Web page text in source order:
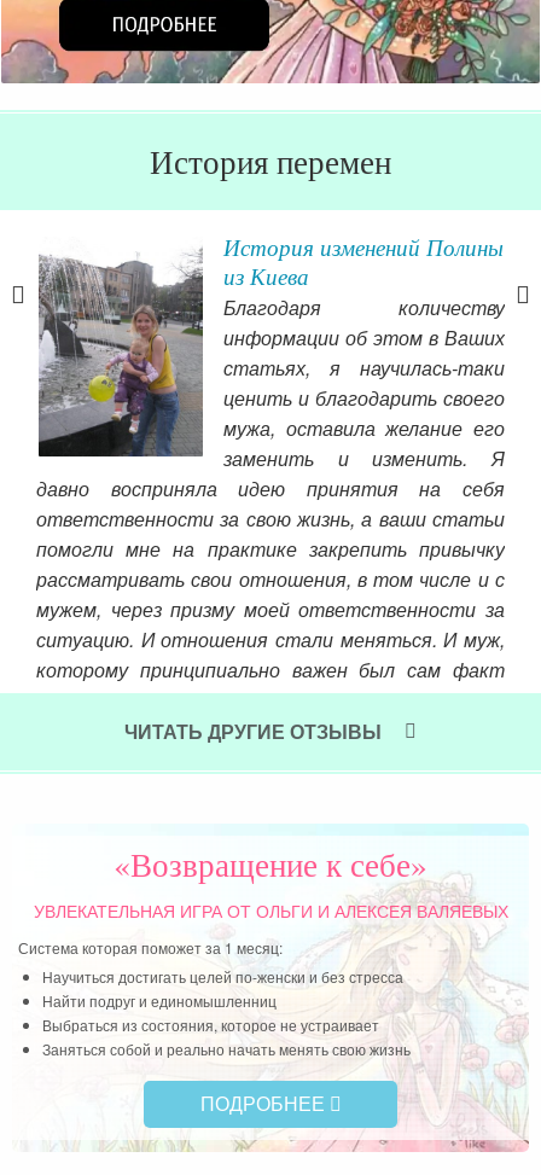
История перемен
История изменений Полины
из Киева
Благодаря количеству
информации об этом в Ваших
статьях, я научилась-таки
ценить и благодарить своего
мужа, оставила желание его
заменить и изменить. Я
давно восприняла идею принятия на себя
ответственности за свою жизнь, а ваши статьи
помогли мне на практике закрепить привычку
рассматривать свои отношения, в том числе и с
мужем, через призму моей ответственности за
ситуацию. И отношения стали меняться. И муж,
которому принципиально важен был сам факт
того, что я хожу на работу, а не сижу дома «без
дела», согласился с тем, что лучше, чтоб я была
ЧИТАТЬ ДРУГИЕ ОТЗЫВЫ
«Возвращение к себе»
УВЛЕКАТЕЛЬНАЯ ИГРАОТ ОЛЬГИ И АЛЕКСЕЯ ВАЛЯЕВЫХ
Система которая поможет за 1 месяц:
Научиться достигать целей по-женски и без стресса
Найти подруг и единомышленниц
Выбраться из состояния, которое не устраивает
Заняться собой и реально начать менять свою жизнь
ПОДРОБНЕЕ